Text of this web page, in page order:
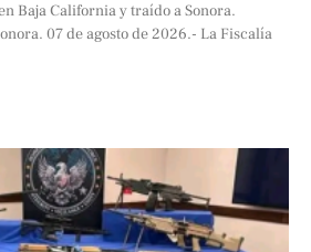
Baja California y traído a Sonora.
07 de agosto de 2026.- La Fiscalía